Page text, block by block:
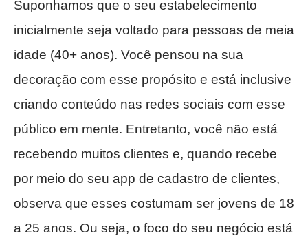
Suponhamos que o seu estabelecimento
inicialmente seja voltado para pessoas de meia
idade (40+ anos). Você pensou na sua
decoração com esse propósito e está inclusive
criando conteúdo nas redes sociais com esse
público em mente. Entretanto, você não está
recebendo muitos clientes e, quando recebe
por meio do seu app de cadastro de clientes,
observa que esses costumam ser jovens de 18
a 25 anos. Ou seja, o foco do seu negócio está